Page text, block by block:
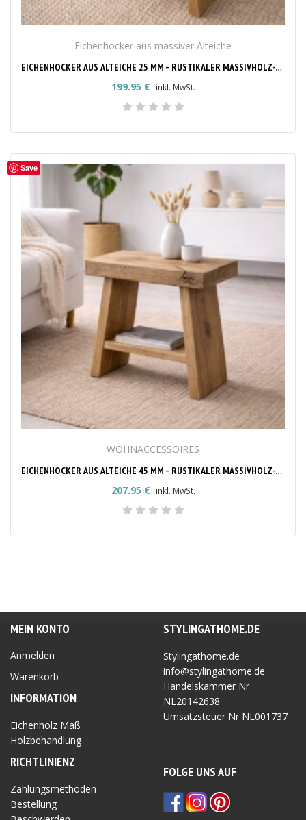
Eichenhocker aus massiver Alteiche
EICHENHOCKER AUS ALTEICHE 25 MM – RUSTIKALER MASSIVHOLZ-HOCKER
199.95 € inkl. MwSt.
Save
WOHNACCESSOIRES
EICHENHOCKER AUS ALTEICHE 45 MM – RUSTIKALER MASSIVHOLZ-HOCKER
207.95 € inkl. MwSt.
MEIN KONTO
Anmelden
Warenkorb
INFORMATION
Eichenholz Maß
Holzbehandlung
RICHTLINIENZ
Zahlungsmethoden
Bestellung
STYLINGATHOME.DE
Stylingathome.de
info@stylingathome.de
Handelskammer Nr
NL20142638
Umsatzsteuer Nr NL001737
FOLGE UNS AUF